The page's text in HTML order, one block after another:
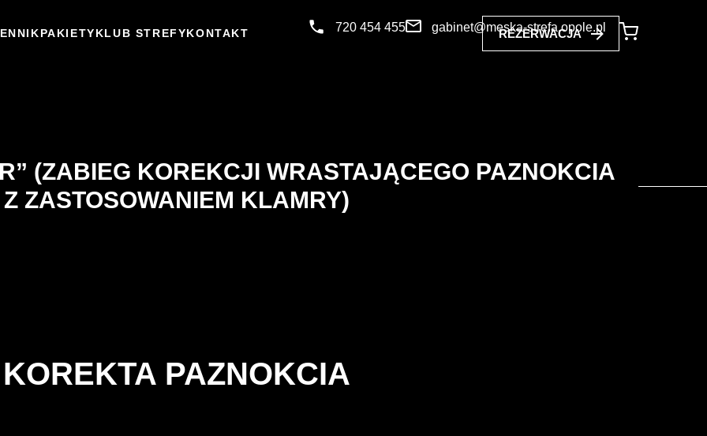
PAKIETYKLUB STREFYKONTAKT REZERWACJA
720 454 455 gabinet@meska-strefa.opole.pl
(ZABIEG KOREKCJI WRASTAJĄCEGO PAZNOKCIA
Z ZASTOSOWANIEM KLAMRY)
KOREKTA PAZNOKCIA